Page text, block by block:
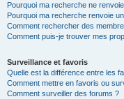
Pourquoi ma recherche ne
Pourquoi ma recherche renvoie
Comment rechercher des
Comment puis-je trouver mes
Surveillance et favoris
Quelle est la différence entre les
Comment mettre en favoris ou
Comment surveiller des forums ?